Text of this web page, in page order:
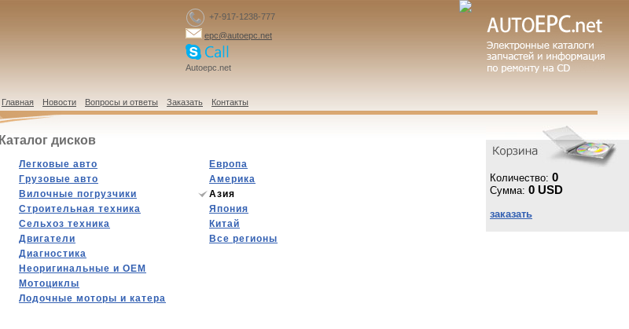
Количество: 0
Сумма: 0 USD
заказать
+7-917-1238-777
epc@autoepc.net
Autoepc.net
Главная Новости Вопросы и ответы Заказать Контакты
Каталог дисков
Легковые авто
Грузовые авто
Вилочные погрузчики
Строительная техника
Сельхоз техника
Двигатели
Диагностика
Hеоригинальные и OEM
Мотоциклы
Лодочные моторы и катера
Европа
Америка
Азия
Япония
Китай
Все регионы